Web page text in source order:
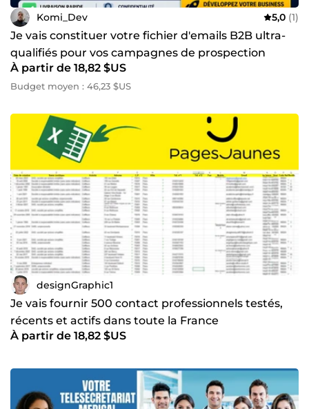
Komi_Dev 5,0 (1)
Je vais constituer votre fichier d'emails B2B ultra-
qualifiés pour vos campagnes de prospection
À partir de 18,82 $US
Budget moyen : 46,23 $US
designGraphic1
Je vais fournir 500 contact professionnels testés,
récents et actifs dans toute la France
À partir de 18,82 $US